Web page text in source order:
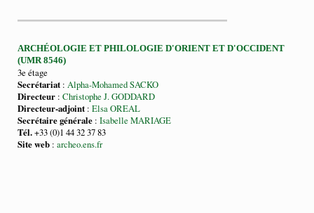
ARCHÉOLOGIE ET PHILOLOGIE D'ORIENT ET D'OCCIDENT
(UMR 8546)
3e étage
Secrétariat : Alpha-Mohamed SACKO
Directeur : Christophe J. GODDARD
Directeur-adjoint : Elsa OREAL
Secrétaire générale : Isabelle MARIAGE
Tél.+33 (0)1 44 32 37 83
Site web : archeo.ens.fr